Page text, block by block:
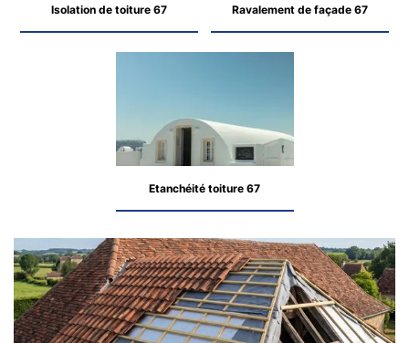
Isolation de toiture 67 Ravalement de façade 67
Etanchéité toiture 67